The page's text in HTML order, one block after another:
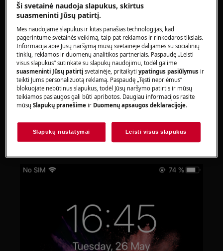
Taikoma
prijungta skalbimo mašina
Sprendimas
1. Programa praneš apie ciklo pabaigą per
„Push Notification“ (PN) *
Programos nustatymuose galite nuspręsti,
kurias pranešimų kategorijas norėtumėte gauti,
įgalindami arba išjungdami atskirai
Ši svetainė naudoja slapukus, skirtus
suasmeninti Jūsų patirtį.
Mes naudojame slapukus ir kitas panašias technologijas, kad
pagerintume svetainės veikimą, taip pat reklamos ir rinkodaros tikslais.
Informacija apie Jūsų naršymą mūsų svetainėje dalijamės su socialinių
tinklų, reklamos ir duomenų analitikos partneriais. Paspaudę „Leisti
visus slapukus“ sutinkate su slapukų naudojimu, todėl galime
suasmeninti Jūsų patirtįsvetainėje, pritaikytiypatingus pasiūlymus ir
teikti Jums personalizuotą reklamą. Paspaudę „Tęsti nepriėmus“
blokuojate nebūtinus slapukus, todėl Jūsų naršymo patirtis ir mūsų
teikiamos paslaugos gali būti apribotos. Daugiau informacijos rasite
mūsųSlapukų pranešime ir Duomenų apsaugos deklaracijoje.
Slapukų nustatymai Leisti visus slapukus